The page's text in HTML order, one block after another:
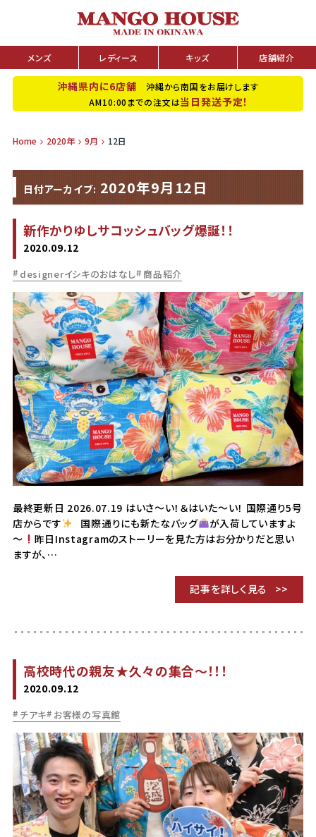
メンズ レディース キッズ 店舗紹介
沖縄県内に6店舗 沖縄から南国をお届けします
AM10:00までの注文は当日発送予定！
Home 2020年 9月 12日
日付アーカイブ: 2020年9月12日
新作かりゆしサコッシュバッグ爆誕！！
2020.09.12
designerイシキのおはなし 商品紹介
最終更新日 2026.07.19 はいさ～い！＆はいた～い！ 国際通り5号
店からです
国際通りにも新たなバッグ
が入荷していますよ
～
昨日Instagramのストーリーを見た方はお分かりだと思い
ますが、…
記事を詳しく見る
高校時代の親友★久々の集合～！！！
2020.09.12
チアキ お客様の写真館